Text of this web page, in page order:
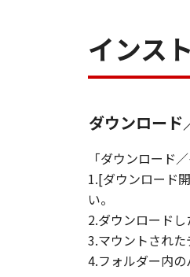
契約期間
(1) 本
ます。
(3) キ
(4) お
準拠法
本契約
U.S.
The
with 48
インス
ダウンロード
「ダウンロード
1.[ダウンロード
い。
2.ダウンロード
3.マウントされた
4.フォルダー内の